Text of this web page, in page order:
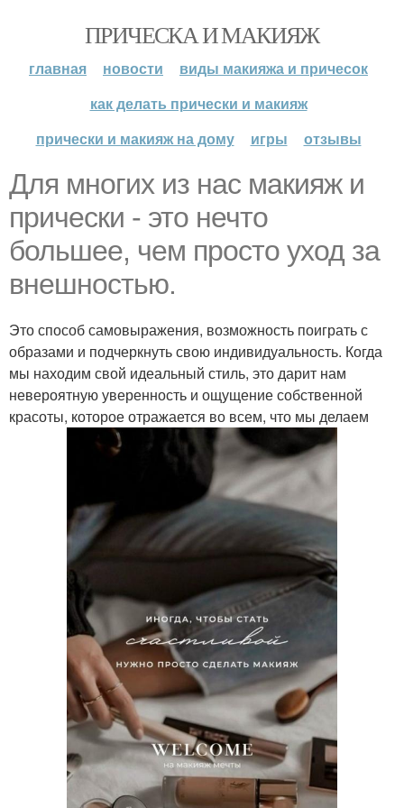
ПРИЧЕСКА И МАКИЯЖ
главная новости
виды макияжа и причесок
как делать прически и макияж
прически и макияж на дому
игры отзывы
Для многих из нас макияж и
прически - это нечто
большее, чем просто уход за
внешностью.
Это способ самовыражения, возможность поиграть с
образами и подчеркнуть свою индивидуальность. Когда
мы находим свой идеальный стиль, это дарит нам
невероятную уверенность и ощущение собственной
красоты, которое отражается во всем, что мы делаем